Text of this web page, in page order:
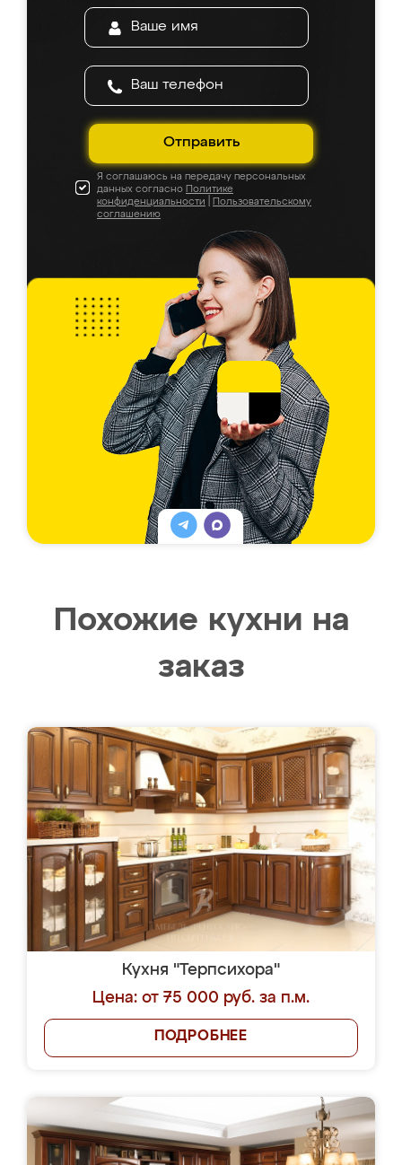
Отправить
Я соглашаюсь на передачу персональных
данных согласно Политике
конфиденциальности
Пользовательскому
соглашению
Похожие кухни на
заказ
Кухня "Терпсихора"
Цена: от 75 000 руб. за п.м.
ПОДРОБНЕЕ